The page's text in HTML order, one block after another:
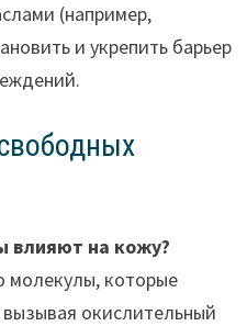
(например,
и укрепить барьер
влияют на кожу?
молекулы, которые
окислительный